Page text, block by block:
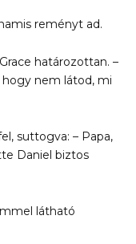
reményt ad.
határozottan. –
hogy nem látod, mi
suttogva: – Papa,
Daniel biztos
látható